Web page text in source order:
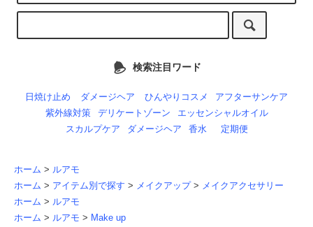
検索注目ワード
日焼け止め ダメージヘア ひんやりコスメ
アフターサンケア
紫外線対策
デリケートゾーン
エッセンシャルオイル
スカルプケア
ダメージヘア 香水 定期便
ホーム > ルアモ
ホーム > アイテム別で探す > メイクアップ > メイクアクセサリー
ホーム > ルアモ
ホーム > ルアモ > Make up